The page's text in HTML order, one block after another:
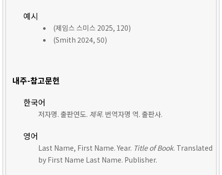
예시
(제임스 스미스 2025, 120)
(Smith 2024, 50)
내주-참고문헌
한국어
저자명. 출판연도. 제목. 번역자명 역. 출판사.
영어
Last Name, First Name. Year. Title of Book. Translated
by First Name Last Name. Publisher.